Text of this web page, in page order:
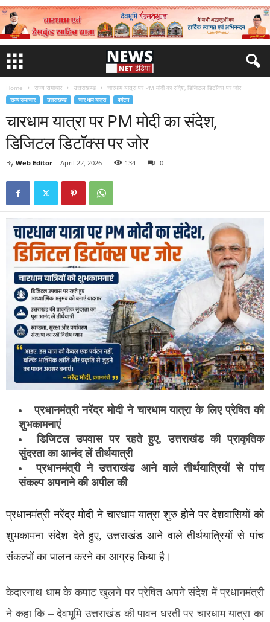
Home राज्य समाचार उत्तराखण्ड चारधाम यात्रा पर PM मोदी का संदेश, डिजिटल डिटॉक्स पर जोर
राज्य समाचार उत्तराखण्ड चार धाम यात्रा पर्यटन
चारधाम यात्रा पर PM मोदी का संदेश,
डिजिटल डिटॉक्स पर जोर
By Web Editor - April 22, 2026 134 0
प्रधानमंत्री नरेंद्र मोदी ने चारधाम यात्रा के लिए प्रेषित की
शुभकामनाएं
डिजिटल उपवास पर रहते हुए, उत्तराखंड की प्राकृतिक
सुंदरता का आनंद लें तीर्थयात्री
प्रधानमंत्री ने उत्तराखंड आने वाले तीर्थयात्रियों से पांच
संकल्प अपनाने की अपील की
प्रधानमंत्री नरेंद्र मोदी ने चारधाम यात्रा शुरु होने पर देशवासियों को
शुभकामना संदेश देते हुए, उत्तराखंड आने वाले तीर्थयात्रियों से पांच
संकल्पों का पालन करने का आग्रह किया है।
केदारनाथ धाम के कपाट खुलने पर प्रेषित अपने संदेश में प्रधानमंत्री
ने कहा कि – देवभूमि उत्तराखंड की पावन धरती पर चारधाम यात्रा का